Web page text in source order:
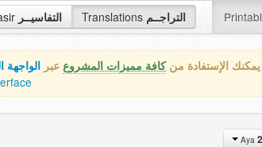
التفاسيــر Translations التراجــم
الإستفادة منكافة مميزات المشروع عبر الواجهة
2